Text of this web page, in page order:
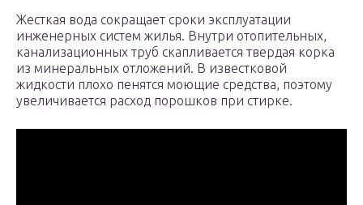
Жесткая вода сокращает сроки эксплуатации
инженерных систем жилья. Внутри отопительных,
канализационных труб скапливается твердая корка
из минеральных отложений. В известковой
жидкости плохо пенятся моющие средства, поэтому
увеличивается расход порошков при стирке.